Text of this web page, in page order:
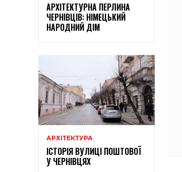
АРХІТЕКТУРНА ПЕРЛИНА
ЧЕРНІВЦІВ: НІМЕЦЬКИЙ
НАРОДНИЙ ДІМ
АРХІТЕКТУРА
ІСТОРІЯ ВУЛИЦІ ПОШТОВОЇ
У ЧЕРНІВЦЯХ